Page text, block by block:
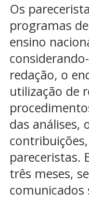
Os
programas
ensino
redação, o
utilização de
das análises,
pareceristas.
três meses,
comunicados